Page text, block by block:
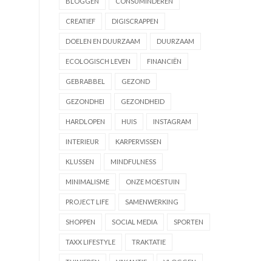
CREATIEF DIGISCRAPPEN
DOELEN EN DUURZAAM DUURZAAM
ECOLOGISCH LEVEN FINANCIËN
GEBRABBEL GEZOND
GEZONDHEI GEZONDHEID
HARDLOPEN HUIS INSTAGRAM
INTERIEUR KARPERVISSEN
KLUSSEN MINDFULNESS
MINIMALISME ONZE MOESTUIN
PROJECT LIFE SAMENWERKING
SHOPPEN SOCIAL MEDIA SPORTEN
TAXX LIFESTYLE TRAKTATIE